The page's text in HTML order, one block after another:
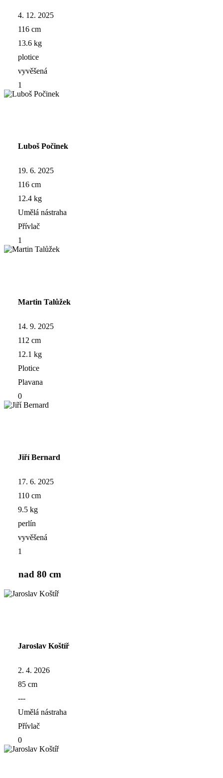
4. 12. 2025
116 cm
13.6 kg
plotice
vyvěšená
1
Luboš Počinek
19. 6. 2025
116 cm
12.4 kg
Umělá nástraha
Přívlač
1
Martin Talůžek
14. 9. 2025
112 cm
12.1 kg
Plotice
Plavana
0
Jiří Bernard
17. 6. 2025
110 cm
9.5 kg
perlín
vyvěšená
1
nad 80 cm
Jaroslav Koštíř
2. 4. 2026
85 cm
---
Umělá nástraha
Přívlač
0